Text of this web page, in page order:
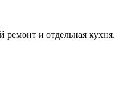
ремонт и отдельная кухня.